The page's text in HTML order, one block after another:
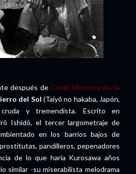
después de Cruel Historia de la
del Sol (Taiyô no hakaba, Japón,
y tremendista. Escrito en
Ishidô, el tercer largometraje de
en los barrios bajos de
pandilleros, pepenadores
de lo que haría Kurosawa años
similar -su miserabilista melodrama